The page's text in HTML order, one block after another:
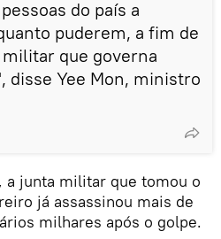
do país a
puderem, a fim de
que governa
disse Yee Mon, ministro
a junta militar que tomou o
já assassinou mais de
milhares após o golpe.